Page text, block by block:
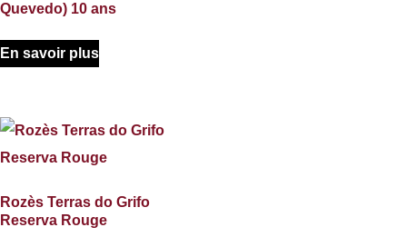
Quevedo) 10 ans
En savoir plus
Rozès Terras do Grifo
Reserva Rouge